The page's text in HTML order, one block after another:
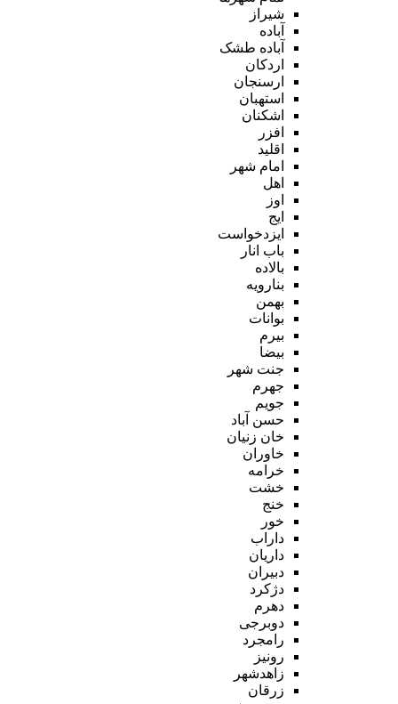
شیراز
آباده
آباده طشک
اردکان
ارسنجان
استهبان
اشکنان
افزر
اقلید
امام شهر
اهل
اوز
ایج
ایزدخواست
باب انار
بالاده
بنارویه
بهمن
بوانات
بیرم
بیضا
جنت شهر
جهرم
جویم
حسن آباد
خان زنیان
خاوران
خرامه
خشت
خنج
خور
داراب
داریان
دبیران
دژکرد
دهرم
دوبرجی
رامجرد
رونیز
زاهدشهر
زرقان